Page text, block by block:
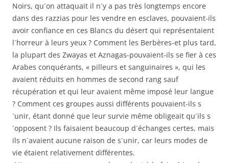
Noirs, qu´on attaquait il n´y a pas très longtemps encore
dans des razzias pour les vendre en esclaves, pouvaient-ils
avoir confiance en ces Blancs du désert qui représentaient
l´horreur à leurs yeux ? Comment les Berbères-et plus tard,
la plupart des Zwayas et Aznagas-pouvaient-ils se fier à ces
Arabes conquérants, « pilleurs et sanguinaires », qui les
avaient réduits en hommes de second rang sauf
récupération et qui leur avaient même imposé leur langue
? Comment ces groupes aussi différents pouvaient-ils s
´unir, étant donné que leur survie même obligeait qu´ils s
´opposent ? Ils faisaient beaucoup d´échanges certes, mais
ils n´avaient aucune raison de s´unir, car leurs modes de
vie étaient relativement différentes.